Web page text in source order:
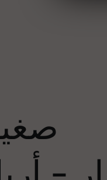
تتشارك سرعة المسار
القيم. يُضفي أليش
والانضباط على عالم